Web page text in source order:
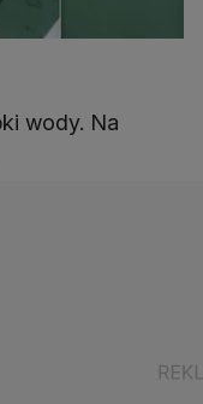
wody. Na